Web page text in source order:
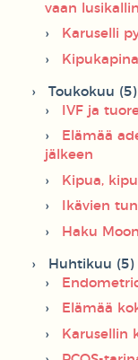
vaan
Karuselli
Kipukapina
Toukokuu (5)
IVF ja
Elämää
jälkeen
Kipua,
Ikävien
Haku
Huhtikuu (5)
Elämää
Karusellin